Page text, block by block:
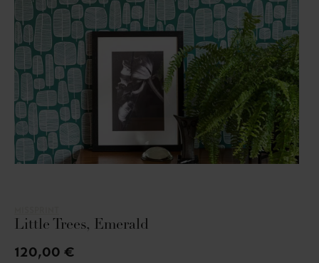
Little Trees, Emerald
120,00 €